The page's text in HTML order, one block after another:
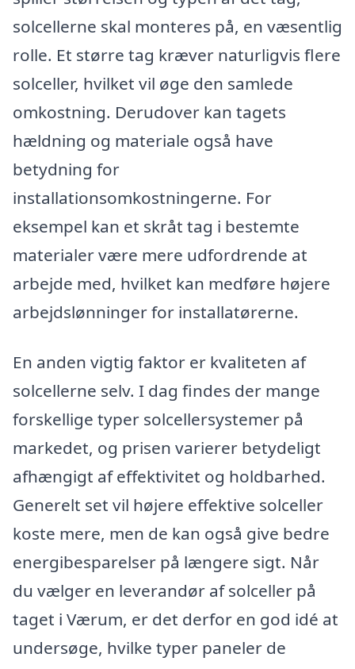
solcellerne skal monteres på, en væsentlig
rolle. Et større tag kræver naturligvis flere
solceller, hvilket vil øge den samlede
omkostning. Derudover kan tagets
hældning og materiale også have
betydning for
installationsomkostningerne. For
eksempel kan et skråt tag i bestemte
materialer være mere udfordrende at
arbejde med, hvilket kan medføre højere
arbejdslønninger for installatørerne.
En anden vigtig faktor er kvaliteten af
solcellerne selv. I dag findes der mange
forskellige typer solcellersystemer på
markedet, og prisen varierer betydeligt
afhængigt af effektivitet og holdbarhed.
Generelt set vil højere effektive solceller
koste mere, men de kan også give bedre
energibesparelser på længere sigt. Når
du vælger en leverandør af solceller på
taget i Værum, er det derfor en god idé at
undersøge, hvilke typer paneler de